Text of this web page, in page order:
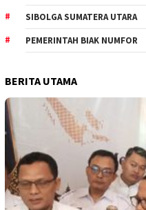
SIBOLGA SUMATERA UTARA
PEMERINTAH BIAK NUMFOR
BERITA UTAMA